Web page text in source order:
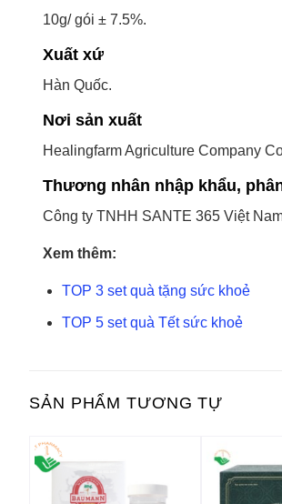
10g/ gói ± 7.5%.
Xuất xứ
Hàn Quốc.
Nơi sản xuất
Healingfarm Agriculture Company
Thương nhân nhập khẩu,
Công ty TNHH SANTE 365 Việt
Xem thêm:
TOP 3 set quà tặng sức khoẻ
TOP 5 set quà Tết sức khoẻ
SẢN PHẨM TƯƠNG TỰ